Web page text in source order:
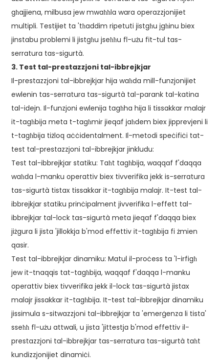
għajjiena, milbusa jew mwaħħla wara operazzjonijiet
multipli. Testijiet ta 'tħaddim ripetuti jistgħu jgħinu biex
jinstabu problemi li jistgħu jseħħu fl-użu fit-tul tas-
serratura tas-sigurtà.
3. Test tal-prestazzjoni tal-ibbrejkjar
Il-prestazzjoni tal-ibbrejkjar hija waħda mill-funzjonijiet
ewlenin tas-serratura tas-sigurtà tal-parank tal-katina
tal-idejn. Il-funzjoni ewlenija tagħha hija li tissakkar malajr
it-tagħbija meta t-tagħmir jieqaf jaħdem biex jipprevjeni li
t-tagħbija tiżloq aċċidentalment. Il-metodi speċifiċi tat-
test tal-prestazzjoni tal-ibbrejkjar jinkludu:
Test tal-ibbrejkjar statiku: Taħt tagħbija, waqqaf f'daqqa
waħda l-manku operattiv biex tivverifika jekk is-serratura
tas-sigurtà tistax tissakkar it-tagħbija malajr. It-test tal-
ibbrejkjar statiku prinċipalment jivverifika l-effett tal-
ibbrejkjar tal-lock tas-sigurtà meta jieqaf f'daqqa biex
jiżgura li jista 'jillokkja b'mod effettiv it-tagħbija fi żmien
qasir.
Test tal-ibbrejkjar dinamiku: Matul il-proċess ta 'l-irfigħ
jew it-tnaqqis tat-tagħbija, waqqaf f'daqqa l-manku
operattiv biex tivverifika jekk il-lock tas-sigurtà jistax
malajr jissakkar it-tagħbija. It-test tal-ibbrejkjar dinamiku
jissimula s-sitwazzjoni tal-ibbrejkjar ta 'emerġenza li tista'
sseħħ fl-użu attwali, u jista 'jittestja b'mod effettiv il-
prestazzjoni tal-ibbrejkjar tas-serratura tas-sigurtà taħt
kundizzjonijiet dinamiċi.